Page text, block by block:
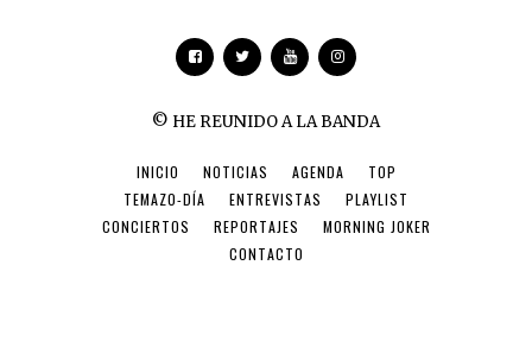
© HE REUNIDO A LA BANDA
INICIO NOTICIAS AGENDA
TOP
TEMAZO-DÍA
ENTREVISTAS
PLAYLIST
CONCIERTOS
REPORTAJES
MORNING JOKER
CONTACTO